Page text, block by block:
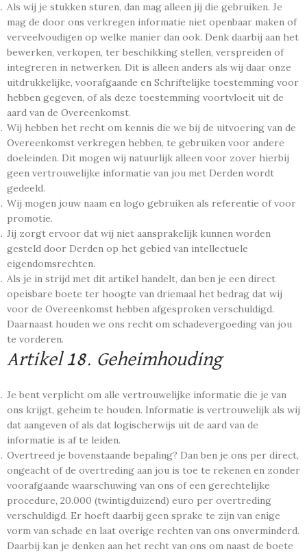
Als wij je stukken sturen, dan mag alleen jij die gebruiken. Je
mag de door ons verkregen informatie niet openbaar maken of
verveelvoudigen op welke manier dan ook. Denk daarbij aan het
bewerken, verkopen, ter beschikking stellen, verspreiden of
integreren in netwerken. Dit is alleen anders als wij daar onze
uitdrukkelijke, voorafgaande en Schriftelijke toestemming voor
hebben gegeven, of als deze toestemming voortvloeit uit de
aard van de Overeenkomst.
Wij hebben het recht om kennis die we bij de uitvoering van de
Overeenkomst verkregen hebben, te gebruiken voor andere
doeleinden. Dit mogen wij natuurlijk alleen voor zover hierbij
geen vertrouwelijke informatie van jou met Derden wordt
gedeeld.
Wij mogen jouw naam en logo gebruiken als referentie of voor
promotie.
Jij zorgt ervoor dat wij niet aansprakelijk kunnen worden
gesteld door Derden op het gebied van intellectuele
eigendomsrechten.
Als je in strijd met dit artikel handelt, dan ben je een direct
opeisbare boete ter hoogte van driemaal het bedrag dat wij
voor de Overeenkomst hebben afgesproken verschuldigd.
Daarnaast houden we ons recht om schadevergoeding van jou
te vorderen.
Artikel 18. Geheimhouding
Je bent verplicht om alle vertrouwelijke informatie die je van
ons krijgt, geheim te houden. Informatie is vertrouwelijk als wij
dat aangeven of als dat logischerwijs uit de aard van de
informatie is af te leiden.
Overtreed je bovenstaande bepaling? Dan ben je ons per direct,
ongeacht of de overtreding aan jou is toe te rekenen en zonder
voorafgaande waarschuwing van ons of een gerechtelijke
procedure, 20.000 (twintigduizend) euro per overtreding
verschuldigd. Er hoeft daarbij geen sprake te zijn van enige
vorm van schade en laat overige rechten van ons onverminderd.
Daarbij kan je denken aan het recht van ons om naast de boete